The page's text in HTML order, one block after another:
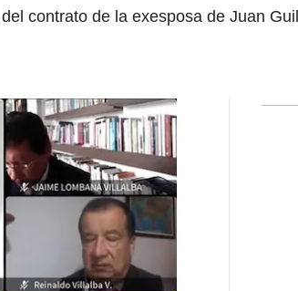
contrato de la exesposa de Juan